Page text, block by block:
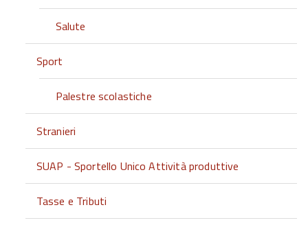
Salute
Sport
Palestre scolastiche
Stranieri
SUAP - Sportello Unico Attività produttive
Tasse e Tributi